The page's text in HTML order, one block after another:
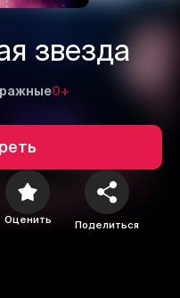
звезда
0+
Оценить Поделиться